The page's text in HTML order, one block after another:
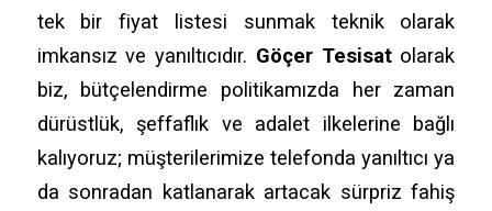
tek bir fiyat listesi sunmak teknik olarak
imkansız ve yanıltıcıdır. Göçer Tesisatolarak
biz, bütçelendirme politikamızda her zaman
dürüstlük, şeffaflık ve adalet ilkelerine bağlı
kalıyoruz; müşterilerimize telefonda yanıltıcı ya
da sonradan katlanarak artacak sürpriz fahiş